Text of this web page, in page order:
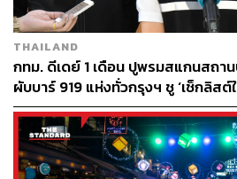
วรรษชล คัวดรี้
Lifestyle Editor ป
THAILAND
กทม. ดีเดย์ 1 เดือน ปูพรมสแกนสถา
ผับบาร์ 919 แห่งทั่วกรุงฯ ชู ‘เช็กลิสต์
ปลอดภัย